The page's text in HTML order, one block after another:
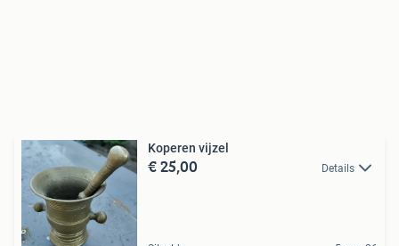
Koperen vijzel
€ 25,00 Details